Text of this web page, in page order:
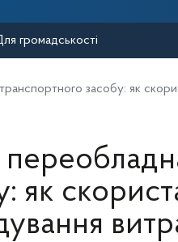
громадськості
засобу: як
як